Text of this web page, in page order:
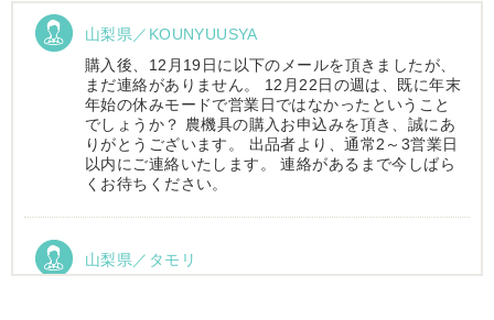
山梨県／KOUNYUUSYA
購入後、12月19日に以下のメールを頂きましたが、
まだ連絡がありません。 12月22日の週は、既に年末
年始の休みモードで営業日ではなかったということ
でしょうか？ 農機具の購入お申込みを頂き、誠にあ
りがとうございます。 出品者より、通常2～3営業日
以内にご連絡いたします。 連絡があるまで今しばら
くお待ちください。
山梨県／タモリ